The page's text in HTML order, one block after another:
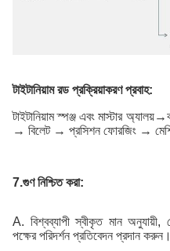
টাইটানিয়াম রড প্রক্রিয়াকরণ প্রবাহ:
টাইটানিয়াম স্পঞ্জ এবং মাস্টার অ্যালয়→
→ বিলেট → প্রসিশন ফোরজিং →
7.গুণ নিশ্চিত করা:
A. বিশ্বব্যাপী স্বীকৃত মান
পক্ষের পরিদর্শন প্রতিবেদন প্রদান